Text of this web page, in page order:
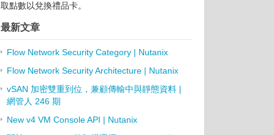
取點數以兌換禮品卡。
最新文章
Flow Network Security Category | Nutanix
Flow Network Security Architecture | Nutanix
vSAN 加密雙重到位，兼顧傳輸中與靜態資料 |
網管人 246 期
New v4 VM Console API | Nutanix